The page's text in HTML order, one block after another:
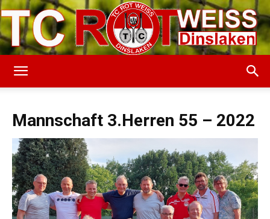
Weiss
Mannschaft 3.Herren 55 – 2022